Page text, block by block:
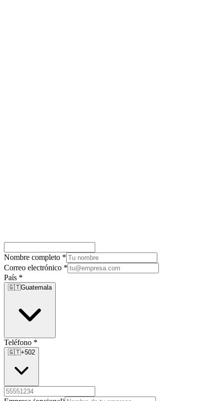
Nombre completo *
Correo electrónico *
País *
🇬🇹Guatemala
Teléfono *
🇬🇹+502